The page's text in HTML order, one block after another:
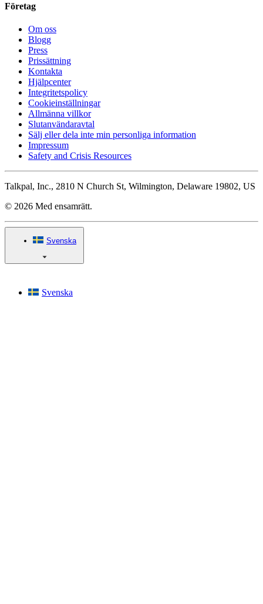
Företag
Om oss
Blogg
Press
Prissättning
Kontakta
Hjälpcenter
Integritetspolicy
Cookieinställningar
Allmänna villkor
Slutanvändaravtal
Sälj eller dela inte min personliga information
Impressum
Safety and Crisis Resources
Talkpal, Inc., 2810 N Church St, Wilmington, Delaware 19802, US
© 2026 Med ensamrätt.
Svenska
Svenska